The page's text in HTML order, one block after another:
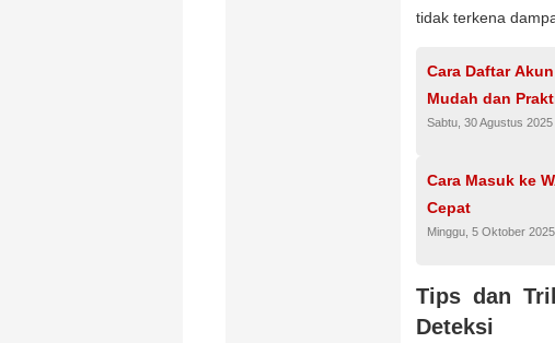
tidak terkena
Cara Daftar
Mudah dan
Sabtu, 30 Agustus 2025
Cara Masuk ke
Cepat
Minggu, 5 Oktober 2025
Tips dan
Deteksi